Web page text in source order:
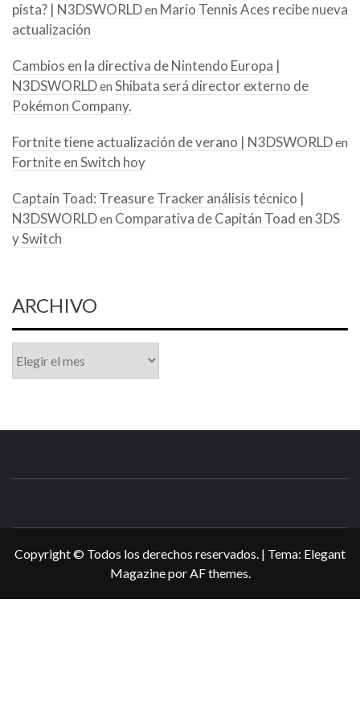
pista? | N3DSWORLDen Mario Tennis Aces recibe nueva
actualización
Cambios en la directiva de Nintendo Europa |
N3DSWORLDen Shibata será director externo de
Pokémon Company.
Fortnite tiene actualización de verano | N3DSWORLDen
Fortnite en Switch hoy
Captain Toad: Treasure Tracker análisis técnico |
N3DSWORLDen Comparativa de Capitán Toad en 3DS
y Switch
ARCHIVO
Copyright © Todos los derechos reservados. | Tema: Elegant
MagazineporAF themes.